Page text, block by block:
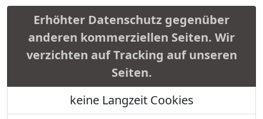
Erhöhter Datenschutz gegenüber
anderen kommerziellen Seiten. Wir
verzichten auf Tracking auf unseren
Seiten.
keine Langzeit Cookies